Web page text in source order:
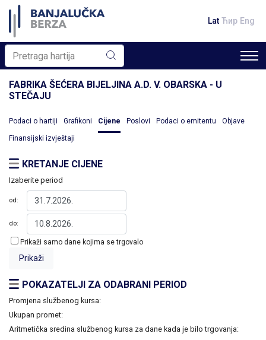
Lat Ћир Eng
FABRIKA ŠEĆERA BIJELJINA A.D. V. OBARSKA - U
STEČAJU
Podaci o hartiji Grafikoni Cijene Poslovi Podaci o emitentu Objave
Finansijski izvještaji
KRETANJE CIJENE
Izaberite period
od:
do:
Prikaži samo dane kojima se trgovalo
POKAZATELJI ZA ODABRANI PERIOD
Promjena službenog kursa:
Ukupan promet:
Aritmetička sredina službenog kursa za dane kada je bilo trgovanja: